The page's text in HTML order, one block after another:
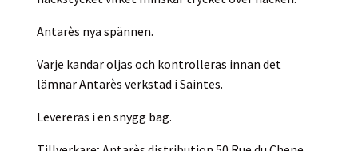
Antarès nya spännen.
Varje kandar oljas och kontrolleras innan det
lämnar Antarès verkstad i Saintes.
Levereras i en snygg bag.